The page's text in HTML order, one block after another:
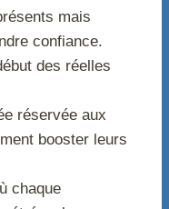
mais
confiance.
des réelles
réservée aux
booster leurs
chaque